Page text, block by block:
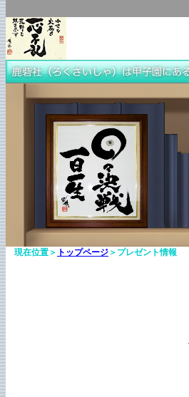
現在位置＞ トップページ ＞プレゼント情報